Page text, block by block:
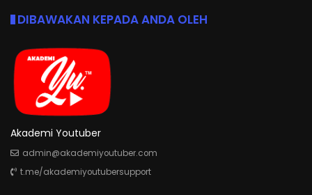
DIBAWAKAN KEPADA ANDA OLEH
Akademi Youtuber
admin@akademiyoutuber.com
t.me/akademiyoutubersupport